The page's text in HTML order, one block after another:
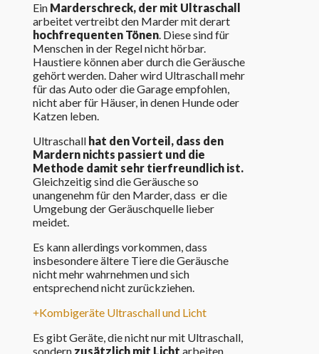
Ein Marderschreck, der mit Ultraschall
arbeitet vertreibt den Marder mit derart
hochfrequenten Tönen. Diese sind für
Menschen in der Regel nicht hörbar.
Haustiere können aber durch die Geräusche
gehört werden. Daher wird Ultraschall mehr
für das Auto oder die Garage empfohlen,
nicht aber für Häuser, in denen Hunde oder
Katzen leben.
Ultraschall hat den Vorteil, dass den
Mardern nichts passiert und die
Methode damit sehr tierfreundlich ist.
Gleichzeitig sind die Geräusche so
unangenehm für den Marder, dass er die
Umgebung der Geräuschquelle lieber
meidet.
Es kann allerdings vorkommen, dass
insbesondere ältere Tiere die Geräusche
nicht mehr wahrnehmen und sich
entsprechend nicht zurückziehen.
Kombigeräte Ultraschall und Licht
Es gibt Geräte, die nicht nur mit Ultraschall,
sondern zusätzlich mit Licht arbeiten.